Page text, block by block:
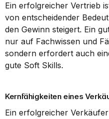
Ein erfolgreicher Vertrieb
von entscheidender
den Gewinn steigert. Ein
nur auf Fachwissen und
sondern erfordert auch
gute Soft Skills.
Kernfähigkeiten eines
Ein erfolgreicher